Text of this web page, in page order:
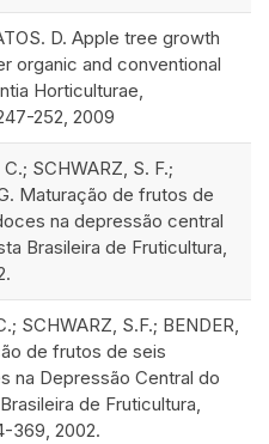
D. Apple tree growth
organic and conventional
Horticulturae,
252, 2009
SCHWARZ, S. F.;
Maturação de frutos de
na depressão central
Brasileira de Fruticultura,
SCHWARZ, S.F.; BENDER,
de frutos de seis
na Depressão Central do
de Fruticultura,
369, 2002.